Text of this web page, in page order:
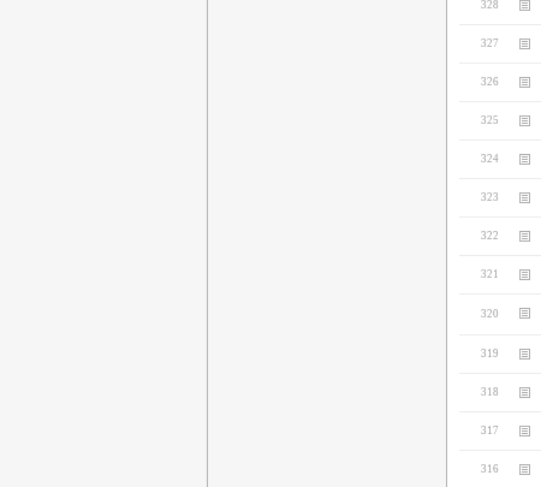
328
327
326
325
324
323
322
321
320
319
318
317
316